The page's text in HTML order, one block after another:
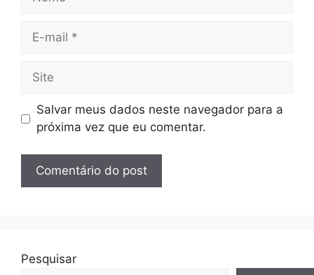
Site
Salvar meus dados neste navegador para a
próxima vez que eu comentar.
Pesquisar